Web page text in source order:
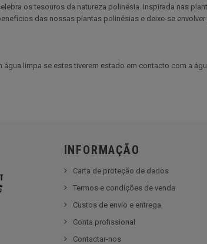
os tesouros da natureza polinésia. Inspirada nas
das nossas plantas polinésias e deixe-se
limpa se estes tiverem estado em contacto com a
INFORMAÇÃO
Carta de proteção de dados
Termos e condições de venda
Custos de envio e entrega
Conta profissional
Contactar-nos